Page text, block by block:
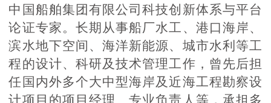
中国船舶集团有限公司科技创新体系与平台
论证专家。长期从事船厂水工、港口海岸、
滨水地下空间、海洋新能源、城市水利等工
程的设计、科研及技术管理工作，曾先后担
任国内外多个大中型海岸及近海工程勘察设
计项目的项目经理、专业负责人等，承担多